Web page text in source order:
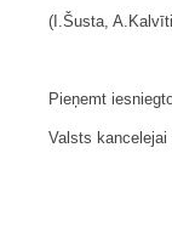
(I.Šusta,
Pieņemt
Valsts